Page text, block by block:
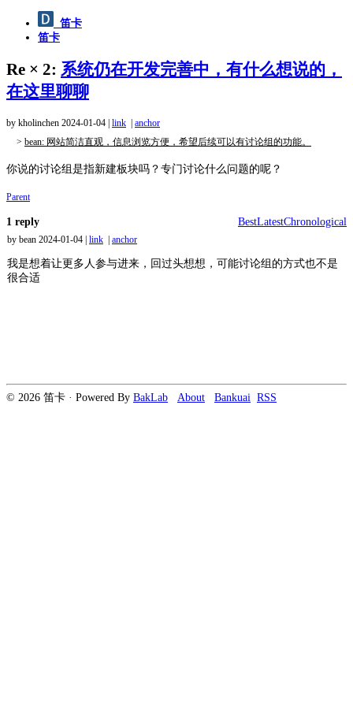
笛卡
笛卡
Re × 2: 系统仍在开发完善中，有什么想说的，
在这里聊聊
by kholinchen 2024-01-04 link
anchor
> bean: 网站简洁直观，信息浏览方便，希望后续可以有讨论组的功能。
你说的讨论组是指新建板块吗？专门讨论什么问题的呢？
Parent
1 reply BestLatestChronological
by bean 2024-01-04 link anchor
我是想着让更多人参与进来，回过头想想，可能讨论组的方式也不是
很合适
© 2026 笛卡 · Powered By BakLab About Bankuai RSS